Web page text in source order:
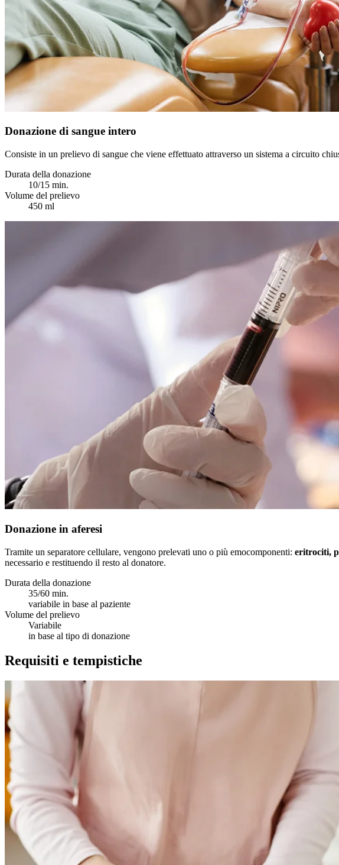
Donazione di sangue intero
Consiste in un prelievo di sangue che viene effettuato attraverso un sistema a circuito
Durata della donazione
10/15 min.
Volume del prelievo
450 ml
Donazione in aferesi
Tramite un separatore cellulare, vengono prelevati uno o più emocomponenti: eritrociti,
necessario e restituendo il resto al donatore.
Durata della donazione
35/60 min.
variabile in base al paziente
Volume del prelievo
Variabile
in base al tipo di donazione
Requisiti e tempistiche